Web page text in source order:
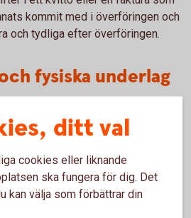
kommit med i överföringen och
och tydliga efter överföringen.
fysiska underlag
kan du välja om du ska
eller i pappersform. Väljer du att
kan du slänga
versa. Det underlag du väljer att
ditt val
cookies eller liknande
ska fungera för dig. Det
kan välja som förbättrar din